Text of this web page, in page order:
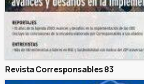
Revista Corresponsables 83